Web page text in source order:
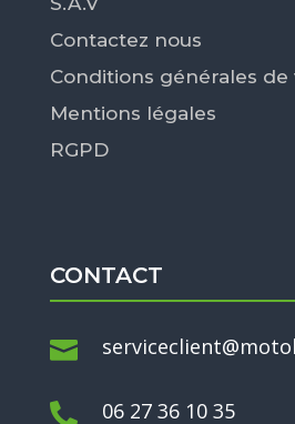
Contactez nous
Conditions générales de
Mentions légales
RGPD
CONTACT

 06 27 36 10 35